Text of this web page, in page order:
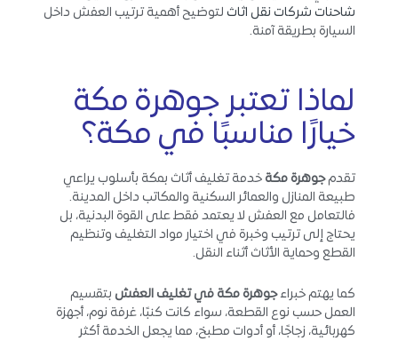
شاحنات شركات نقل اثاث لتوضيح أهمية ترتيب العفش داخل
السيارة بطريقة آمنة.
لماذا تعتبر جوهرة مكة
خيارًا مناسبًا في مكة؟
تقدمجوهرة مكة خدمة تغليف أثاث بمكة بأسلوب يراعي
طبيعة المنازل والعمائر السكنية والمكاتب داخل المدينة.
فالتعامل مع العفش لا يعتمد فقط على القوة البدنية، بل
يحتاج إلى ترتيب وخبرة في اختيار مواد التغليف وتنظيم
القطع وحماية الأثاث أثناء النقل.
كما يهتم خبراءجوهرة مكة في تغليف العفش بتقسيم
العمل حسب نوع القطعة، سواء كانت كنبًا، غرفة نوم، أجهزة
كهربائية، زجاجًا، أو أدوات مطبخ، مما يجعل الخدمة أكثر